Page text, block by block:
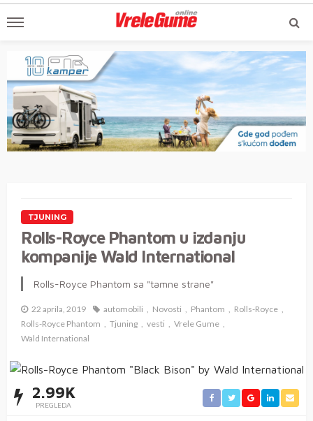
TJUNING
Rolls-Royce Phantom u izdanju
kompanije Wald International
Rolls-Royce Phantom sa "tamne strane"
22 aprila, 2019 automobili Novosti Phantom
Rolls-Royce
Rolls-Royce Phantom
Tjuning vesti
Vrele Gume
Wald International
2.99K
PREGLEDA